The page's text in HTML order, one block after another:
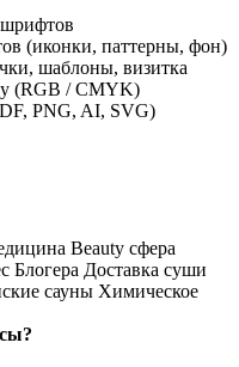
(иконки, паттерны, фон)
шаблоны, визитка
(RGB / CMYK)
PNG, AI, SVG)
Beauty сфера
Блогера Доставка суши
сауны Химическое